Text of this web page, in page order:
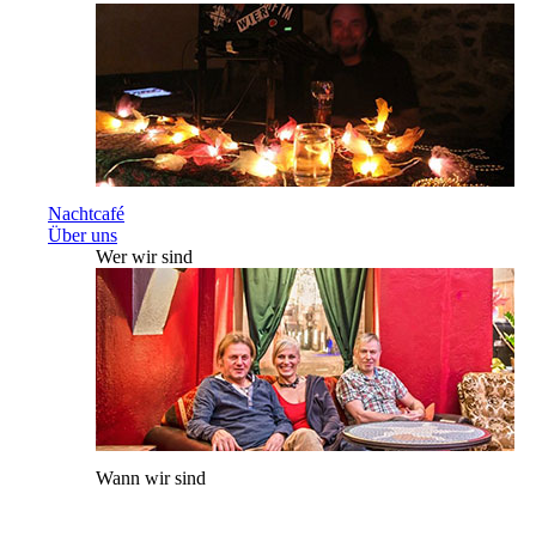
Nachtcafé
Über uns
Wer wir sind
Wann wir sind